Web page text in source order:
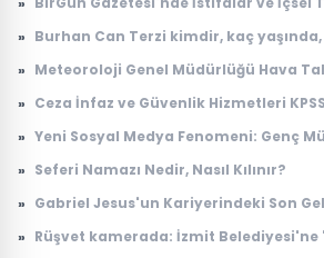
» Burhan Can Terzi kimdir, kaç
» Meteoroloji Genel Müdürlüğü Hava
» Ceza İnfaz ve Güvenlik Hizmetleri
» Yeni Sosyal Medya Fenomeni: Genç
» Seferi Namazı Nedir, Nasıl Kılınır?
» Gabriel Jesus'un Kariyerindeki Son
» Rüşvet kamerada: İzmit